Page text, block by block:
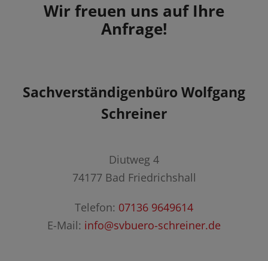
Wir freuen uns auf Ihre
Anfrage!
Sachverständigenbüro Wolfgang
Schreiner
Diutweg 4
74177 Bad Friedrichshall
Telefon: 07136 9649614
E-Mail: info@svbuero-schreiner.de